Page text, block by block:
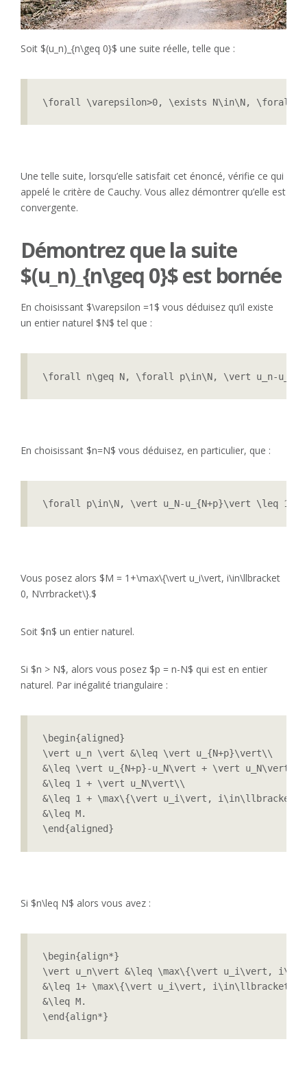
Soit $(u_n)_{n\geq 0}$ une suite réelle, telle que :
\forall \varepsilon>0, \exists N\in\N, \forall
Une telle suite, lorsqu’elle satisfait cet énoncé, vérifie ce qui
appelé le critère de Cauchy. Vous allez démontrer qu’elle est
convergente.
Démontrez que la suite
$(u_n)_{n\geq 0}$ est bornée
En choisissant $\varepsilon =1$ vous déduisez qu’il existe
un entier naturel $N$ tel que :
\forall n\geq N, \forall p\in\N, \vert u_n-
En choisissant $n=N$ vous déduisez, en particulier, que :
\forall p\in\N, \vert u_N-u_{N+p}\vert \leq 1.
Vous posez alors $M = 1+\max\{\vert u_i\vert, i\in\llbracket
0, N\rrbracket\}.$
Soit $n$ un entier naturel.
Si $n > N$, alors vous posez $p = n-N$ qui est en entier
naturel. Par inégalité triangulaire :
\begin{aligned}
\vert u_n \vert &\leq \vert u_{N+p}\vert\\
&\leq \vert u_{N+p}-u_N\vert + \vert u_N\vert \\
&\leq 1 + \vert u_N\vert\\
&\leq 1 + \max\{\vert u_i\vert, i\in\llbracket
&\leq M.
\end{aligned}
Si $n\leq N$ alors vous avez :
\begin{align*}
\vert u_n\vert &\leq \max\{\vert u_i\vert,
&\leq 1+ \max\{\vert u_i\vert, i\in\llbracket
&\leq M.
\end{align*}